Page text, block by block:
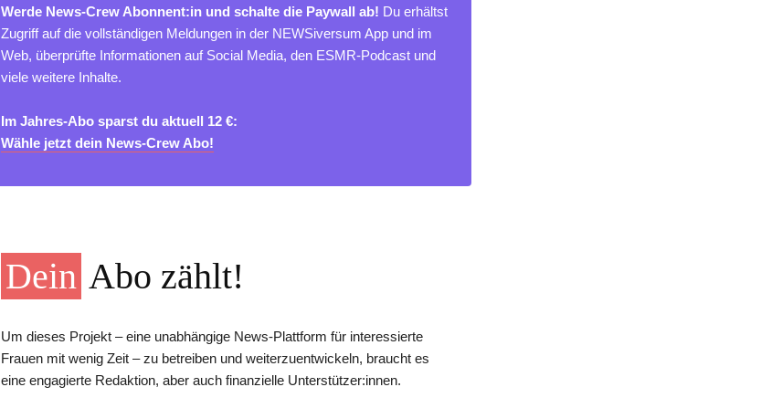
Werde News-Crew Abonnent:in und schalte die Paywall ab! Du erhältst
Zugriff auf die vollständigen Meldungen in der NEWSiversum App und im
Web, überprüfte Informationen auf Social Media, den ESMR-Podcast und
viele weitere Inhalte.
Im Jahres-Abo sparst du aktuell 12 €:
Wähle jetzt dein News-Crew Abo!
Dein Abo zählt!
Um dieses Projekt – eine unabhängige News-Plattform für interessierte
Frauen mit wenig Zeit – zu betreiben und weiterzuentwickeln, braucht es
eine engagierte Redaktion, aber auch finanzielle Unterstützer:innen.